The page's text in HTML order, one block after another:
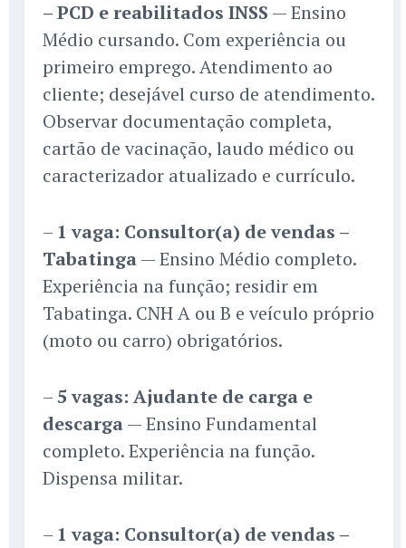
– PCD e reabilitados INSS — Ensino
Médio cursando. Com experiência ou
primeiro emprego. Atendimento ao
cliente; desejável curso de atendimento.
Observar documentação completa,
cartão de vacinação, laudo médico ou
caracterizador atualizado e currículo.
– 1 vaga: Consultor(a) de vendas –
Tabatinga— Ensino Médio completo.
Experiência na função; residir em
Tabatinga. CNH A ou B e veículo próprio
(moto ou carro) obrigatórios.
–5 vagas: Ajudante de carga e
descarga— Ensino Fundamental
completo. Experiência na função.
Dispensa militar.
– 1 vaga: Consultor(a) de vendas –